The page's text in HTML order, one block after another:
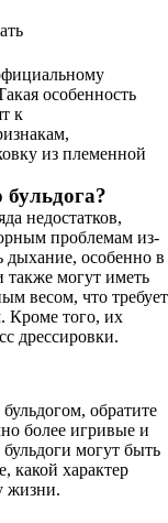
особенность
к
из племенной
бульдога?
недостатков,
проблемам из-
дыхание, особенно в
могут иметь
весом, что требует
Кроме того, их
дрессировки.
обратите
более игривые и
могут быть
какой характер
жизни.